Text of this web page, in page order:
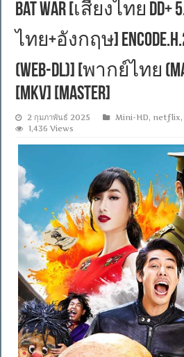
Bat War [เสียงไทย DD+
ไทย+อังกฤษ]
(web-dl)] [พากย์ไทย
[MKV] [MASTER]
2 กุมภาพันธ์ 2025 Mini-HD, netflix
1,436 Views